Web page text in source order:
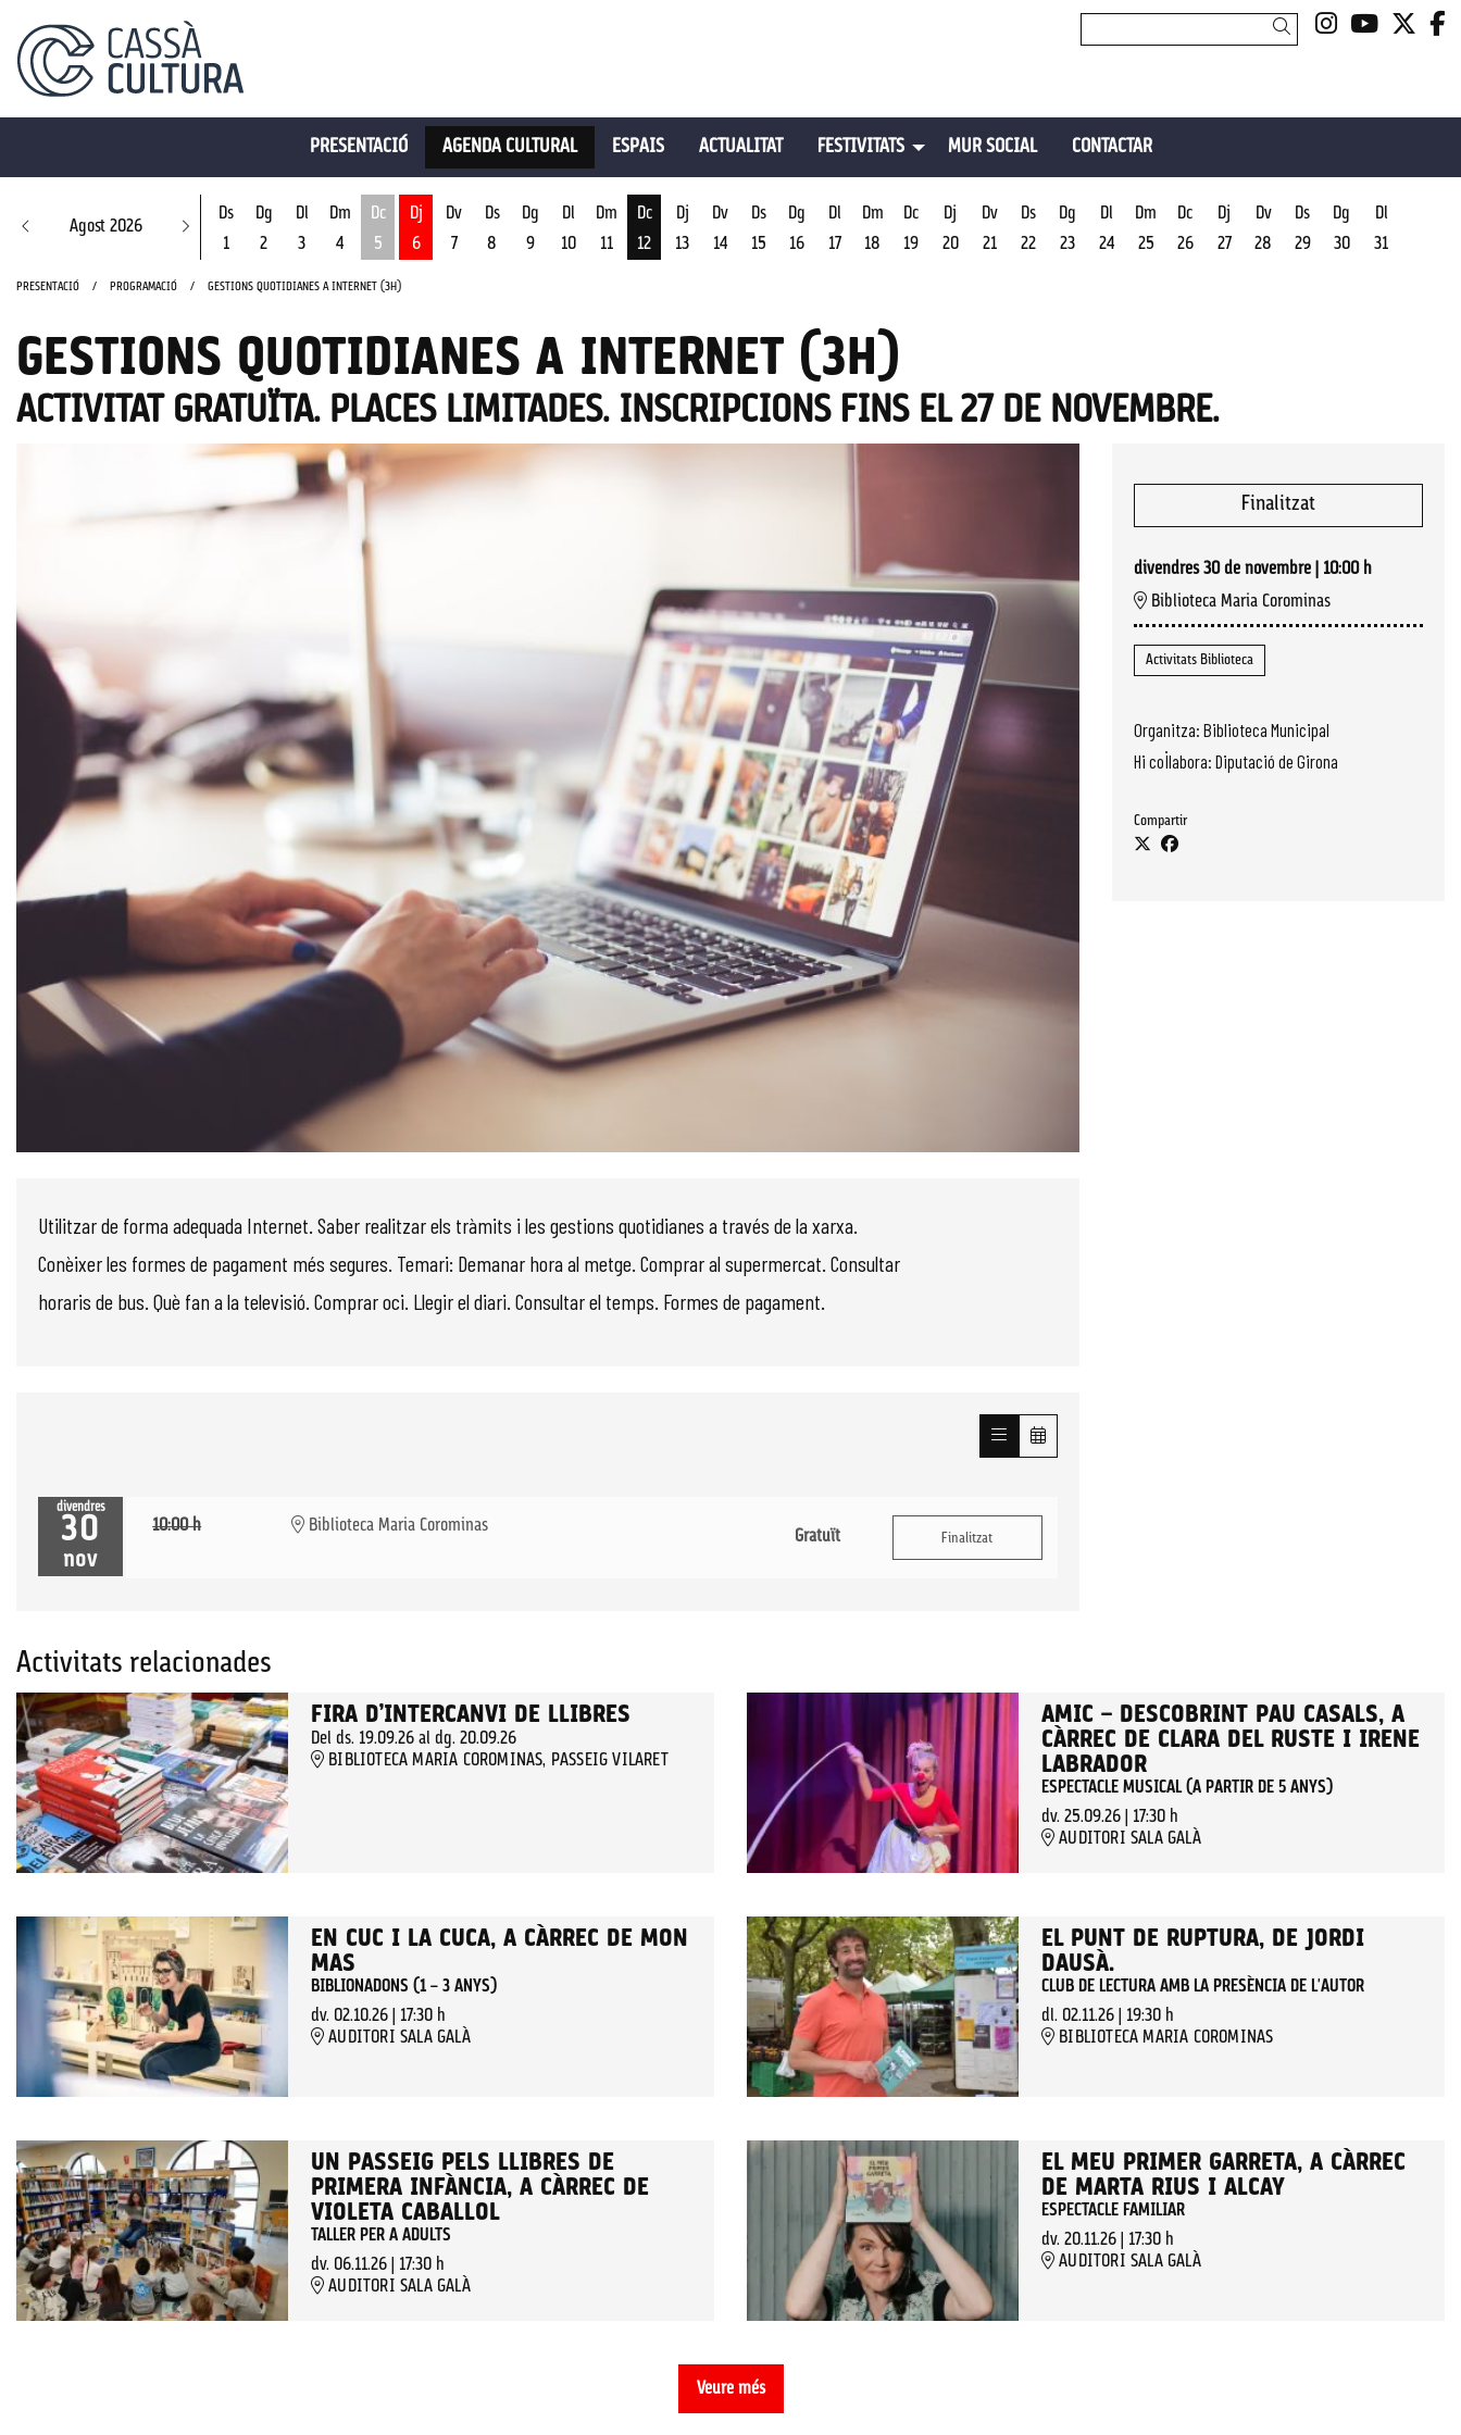
Link aLink a
Cercar
PRESENTACIÓ AGENDA CULTURAL ESPAIS ACTUALITAT FESTIVITATS MUR SOCIAL CONTACTAR
Agost 2026
Ds
1
Dg
2
Dl
3
Dm
4
Dc
5
Dj
6
Dv
7
Ds
8
Dg
9
Dl
10
Dm
11
Dc
12
Dj
13
Dv
14
Ds
15
Dg
16
Dl
17
Dm
18
Dc
19
Dj
20
Dv
21
Ds
22
Dg
23
Dl
24
Dm
25
Dc
26
Dj
27
Dv
28
Ds
29
Dg
30
Dl
31
PRESENTACIÓ PROGRAMACIÓ GESTIONS QUOTIDIANES A INTERNET (3H)
GESTIONS QUOTIDIANES A INTERNET (3H)
ACTIVITAT GRATUÏTA. PLACES LIMITADES. INSCRIPCIONS FINS EL 27 DE NOVEMBRE.
Finalitzat
divendres 30 de novembre
10:00 h
Biblioteca Maria Corominas
Activitats Biblioteca
Organitza: Biblioteca Municipal
Hi col·labora: Diputació de Girona
Compartir
Utilitzar de forma adequada Internet. Saber realitzar els tràmits i les gestions quotidianes a través de la xarxa.
Conèixer les formes de pagament més segures. Temari: Demanar hora al metge. Comprar al supermercat. Consultar
horaris de bus. Què fan a la televisió. Comprar oci. Llegir el diari. Consultar el temps. Formes de pagament.
divendres
30
nov
10:00 h Biblioteca Maria Corominas
Gratuït Finalitzat
Activitats relacionades
FIRA D’INTERCANVI DE LLIBRES
Del ds. 19.09.26al dg. 20.09.26
BIBLIOTECA MARIA COROMINAS, PASSEIG VILARET
AMIC – DESCOBRINT PAU CASALS, A
CÀRREC DE CLARA DEL RUSTE I IRENE
LABRADOR
ESPECTACLE MUSICAL (A PARTIR DE 5 ANYS)
dv. 25.09.26| 17:30 h
AUDITORI SALA GALÀ
EN CUC I LA CUCA, A CÀRREC DE MON
MAS
BIBLIONADONS (1 – 3 ANYS)
dv. 02.10.26| 17:30 h
AUDITORI SALA GALÀ
EL PUNT DE RUPTURA, DE JORDI
DAUSÀ.
CLUB DE LECTURA AMB LA PRESÈNCIA DE L'AUTOR
dl. 02.11.26| 19:30 h
BIBLIOTECA MARIA COROMINAS
UN PASSEIG PELS LLIBRES DE
PRIMERA INFÀNCIA, A CÀRREC DE
VIOLETA CABALLOL
TALLER PER A ADULTS
dv. 06.11.26| 17:30 h
AUDITORI SALA GALÀ
EL MEU PRIMER GARRETA, A CÀRREC
DE MARTA RIUS I ALCAY
ESPECTACLE FAMILIAR
dv. 20.11.26| 17:30 h
AUDITORI SALA GALÀ
Veure més